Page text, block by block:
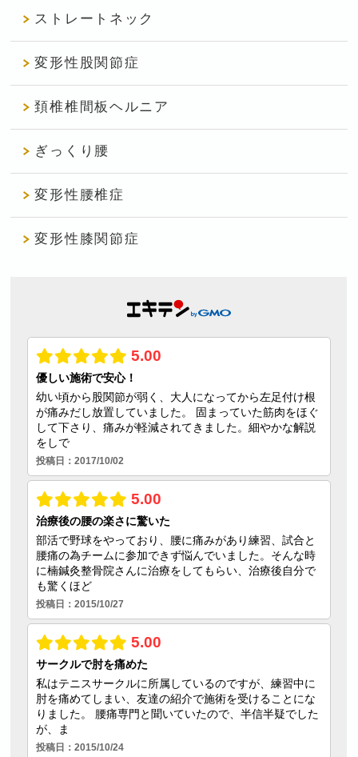
ストレートネック
変形性股関節症
頚椎椎間板ヘルニア
ぎっくり腰
変形性腰椎症
変形性膝関節症